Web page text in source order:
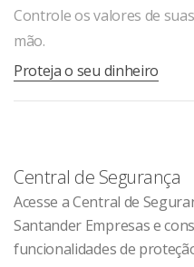
Controle os valores de
mão.
Proteja o seu dinheiro
Central de Segurança
Acesse a Central de
Santander Empresas e
funcionalidades de